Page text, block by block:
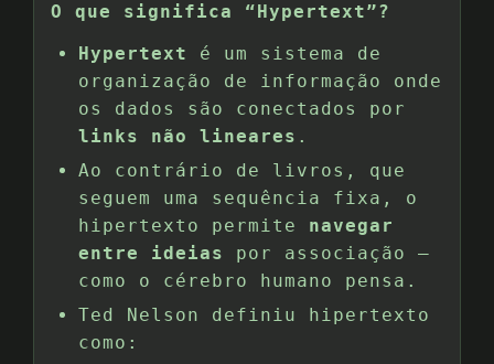
O que significa “Hypertext”?
Hypertext
é um sistema de
organização de informação onde
os dados são conectados por
links não lineares .
Ao contrário de livros, que
seguem uma sequência fixa, o
hipertexto permite navegar
entre ideias
por associação —
como o cérebro humano pensa.
Ted Nelson definiu hipertexto
como: